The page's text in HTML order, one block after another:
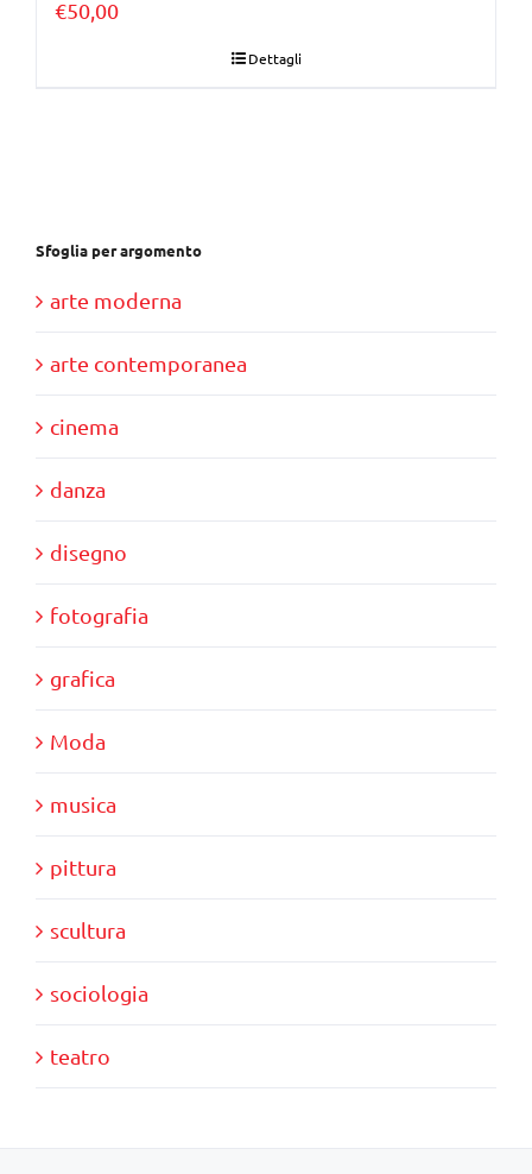
€50,00
Dettagli
Sfoglia per argomento
arte moderna
arte contemporanea
cinema
danza
disegno
fotografia
grafica
Moda
musica
pittura
scultura
sociologia
teatro